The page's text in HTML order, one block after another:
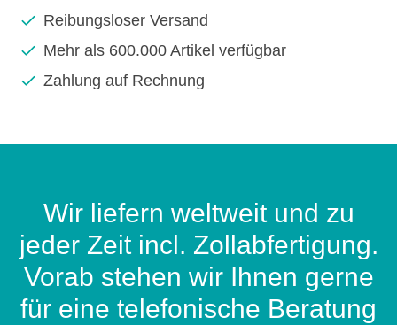
Reibungsloser Versand
Mehr als 600.000 Artikel verfügbar
Zahlung auf Rechnung
Wir liefern weltweit und zu
jeder Zeit incl. Zollabfertigung.
Vorab stehen wir Ihnen gerne
für eine telefonische Beratung